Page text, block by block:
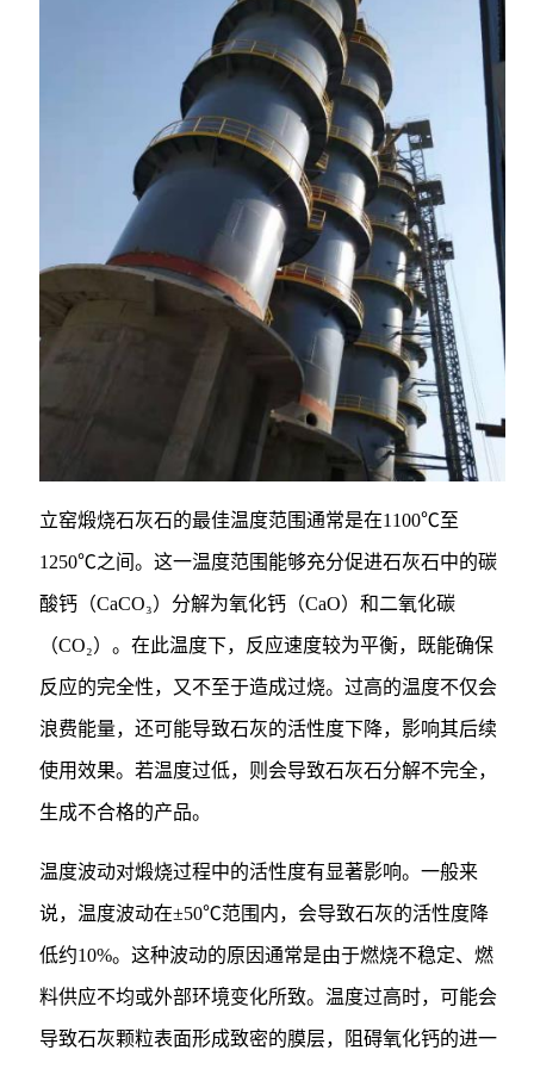
立窑煅烧石灰石的最佳温度范围通常是在1100℃至
1250℃之间。这一温度范围能够充分促进石灰石中的碳
酸钙（CaCO₃）分解为氧化钙（CaO）和二氧化碳
（CO₂）。在此温度下，反应速度较为平衡，既能确保
反应的完全性，又不至于造成过烧。过高的温度不仅会
浪费能量，还可能导致石灰的活性度下降，影响其后续
使用效果。若温度过低，则会导致石灰石分解不完全，
生成不合格的产品。
温度波动对煅烧过程中的活性度有显著影响。一般来
说，温度波动在±50℃范围内，会导致石灰的活性度降
低约10%。这种波动的原因通常是由于燃烧不稳定、燃
料供应不均或外部环境变化所致。温度过高时，可能会
导致石灰颗粒表面形成致密的膜层，阻碍氧化钙的进一